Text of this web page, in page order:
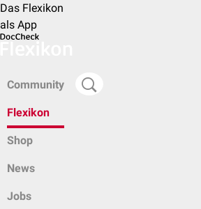
Das Flexikon
als App
Community
Flexikon
Shop
News
Jobs